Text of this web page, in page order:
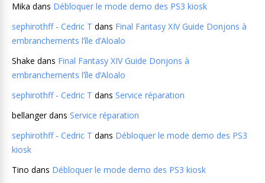
Mika dans Débloquer le mode demo des PS3 kiosk
sephirothff - Cedric T dans Final Fantasy XIV Guide Donjons à
embranchements l’île d’Aloalo
Shake dans Final Fantasy XIV Guide Donjons à
embranchements l’île d’Aloalo
sephirothff - Cedric T dans Service réparation
bellangerdans Service réparation
sephirothff - Cedric T dans Débloquer le mode demo des PS3
kiosk
Tino dans Débloquer le mode demo des PS3 kiosk